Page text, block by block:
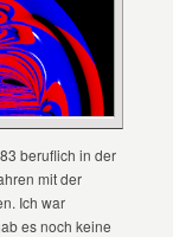
beruflich in der
mit der
Ich war
es noch keine